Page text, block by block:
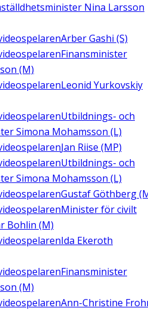
Nina Larsson
Arber Gashi (S)
Finansminister
(M)
Leonid Yurkovskiy
Utbildnings- och
Simona Mohamsson (L)
Jan Riise (MP)
Utbildnings- och
Simona Mohamsson (L)
Gustaf Göthberg
Minister för civilt
Bohlin (M)
Ida Ekeroth
Finansminister
(M)
Ann-Christine